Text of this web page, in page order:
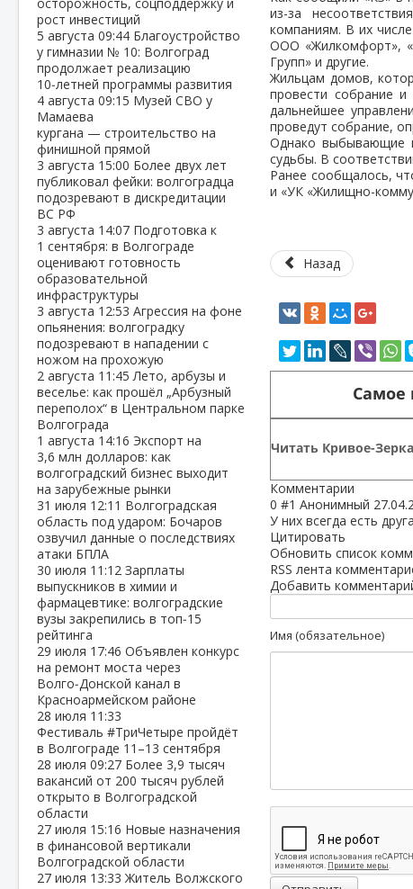
рост инвестиций
5 августа 09:44 Благоустройство
у гимназии № 10: Волгоград
продолжает реализацию
10‑летней программы развития
4 августа 09:15 Музей СВО у
Мамаева
кургана — строительство на
финишной прямой
3 августа 15:00 Более двух лет
публиковал фейки: волгоградца
подозревают в дискредитации
ВС РФ
3 августа 14:07 Подготовка к
1 сентября: в Волгограде
оценивают готовность
образовательной
инфраструктуры
3 августа 12:53 Агрессия на фоне
опьянения: волгоградку
подозревают в нападении с
ножом на прохожую
2 августа 11:45Лето, арбузы и
веселье: как прошёл „Арбузный
переполох“ в Центральном парке
Волгограда
1 августа 14:16 Экспорт на
3,6 млн долларов: как
волгоградский бизнес выходит
на зарубежные рынки
31 июля 12:11 Волгоградская
область под ударом: Бочаров
озвучил данные о последствиях
атаки БПЛА
30 июля 11:12 Зарплаты
выпускников в химии и
фармацевтике: волгоградские
вузы закрепились в топ‑15
рейтинга
29 июля 17:46 Объявлен конкурс
на ремонт моста через
Волго‑Донской канал в
Красноармейском районе
28 июля 11:33
Фестиваль #ТриЧетыре пройдёт
в Волгограде 11–13 сентября
28 июля 09:27 Более 3,9 тысяч
вакансий от 200 тысяч рублей
открыто в Волгоградской
области
27 июля 15:16 Новые назначения
в финансовой вертикали
Волгоградской области
27 июля 13:33Житель Волжского
из-за
компаниям. В их
ООО «Жилкомфорт»,
Групп» и другие.
Жильцам домов,
провести собрание
дальнейшее
проведут собрание,
Однако выбывающие
судьбы. В
Ранее сообщалось,
и «УК «Жилищно-
Назад
Самое
Читать Кривое-
Комментарии
0 #1 Анонимный
У них всегда есть
Цитировать
Обновить список
RSS лента
Добавить
Имя (обязательное)